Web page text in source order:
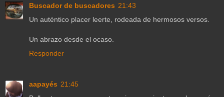
Buscador de buscadores 21:43
Un auténtico placer leerte, rodeada de hermosos versos.
Un abrazo desde el ocaso.
Responder
aapayés 21:45